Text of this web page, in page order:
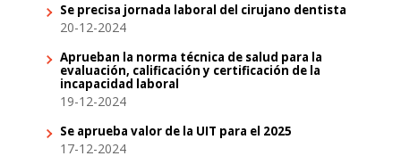
Se precisa jornada laboral del cirujano dentista
20-12-2024
Aprueban la norma técnica de salud para la
evaluación, calificación y certificación de la
incapacidad laboral
19-12-2024
Se aprueba valor de la UIT para el 2025
17-12-2024